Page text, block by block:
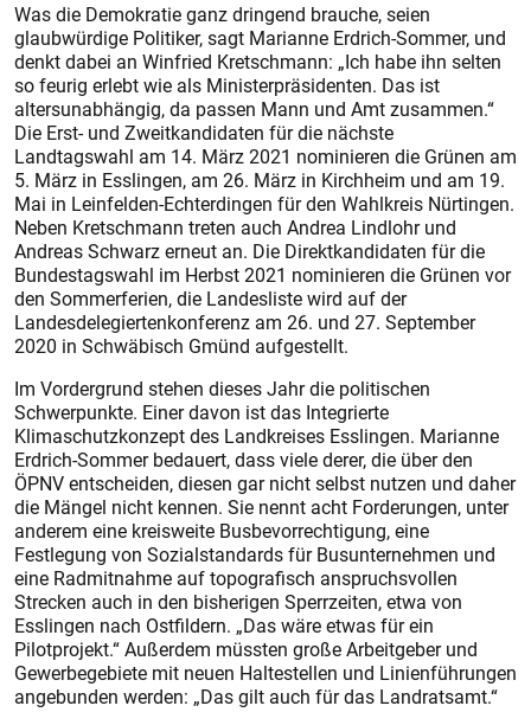
Was die Demokratie ganz dringend brauche, seien
glaubwürdige Politiker, sagt Marianne Erdrich-Sommer, und
denkt dabei an Winfried Kretschmann: „Ich habe ihn selten
so feurig erlebt wie als Ministerpräsidenten. Das ist
altersunabhängig, da passen Mann und Amt zusammen.“
Die Erst- und Zweitkandidaten für die nächste
Landtagswahl am 14. März 2021 nominieren die Grünen am
5. März in Esslingen, am 26. März in Kirchheim und am 19.
Mai in Leinfelden-Echterdingen für den Wahlkreis Nürtingen.
Neben Kretschmann treten auch Andrea Lindlohr und
Andreas Schwarz erneut an. Die Direktkandidaten für die
Bundestagswahl im Herbst 2021 nominieren die Grünen vor
den Sommerferien, die Landesliste wird auf der
Landesdelegiertenkonferenz am 26. und 27. September
2020 in Schwäbisch Gmünd aufgestellt.
Im Vordergrund stehen dieses Jahr die politischen
Schwerpunkte. Einer davon ist das Integrierte
Klimaschutzkonzept des Landkreises Esslingen. Marianne
Erdrich-Sommer bedauert, dass viele derer, die über den
ÖPNV entscheiden, diesen gar nicht selbst nutzen und daher
die Mängel nicht kennen. Sie nennt acht Forderungen, unter
anderem eine kreisweite Busbevorrechtigung, eine
Festlegung von Sozialstandards für Busunternehmen und
eine Radmitnahme auf topografisch anspruchsvollen
Strecken auch in den bisherigen Sperrzeiten, etwa von
Esslingen nach Ostfildern. „Das wäre etwas für ein
Pilotprojekt.“ Außerdem müssten große Arbeitgeber und
Gewerbegebiete mit neuen Haltestellen und Linienführungen
angebunden werden: „Das gilt auch für das Landratsamt.“